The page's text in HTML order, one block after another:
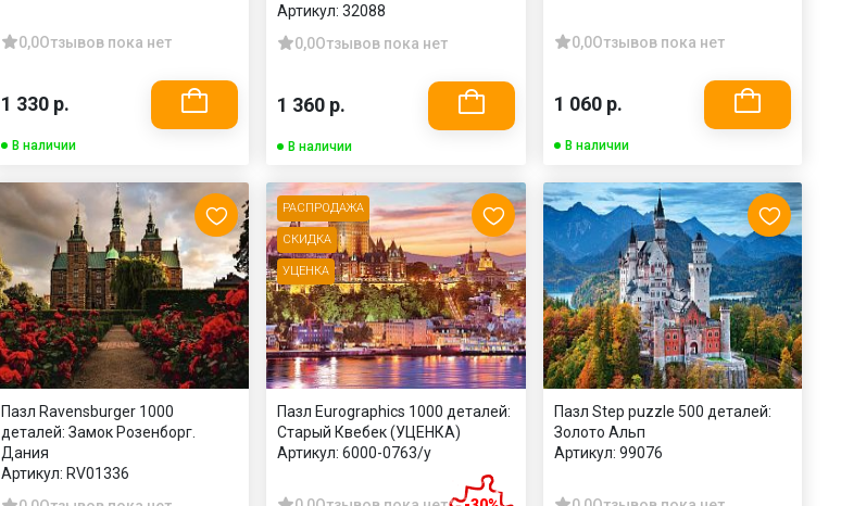
0,0Отзывов пока нет
1 330 р.
В наличии
Артикул: 32088
0,0Отзывов пока нет
1 360 р.
В наличии
0,0Отзывов пока нет
1 060 р.
В наличии
Пазл Ravensburger 1000
деталей: Замок Розенборг.
Дания
Артикул: RV01336
РАСПРОДАЖА
СКИДКА
УЦЕНКА
Пазл Eurographics 1000 деталей:
Старый Квебек (УЦЕНКА)
Артикул: 6000-0763/у
Пазл Step puzzle 500 деталей:
Золото Альп
Артикул: 99076